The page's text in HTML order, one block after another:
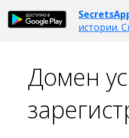
истории.
Домен